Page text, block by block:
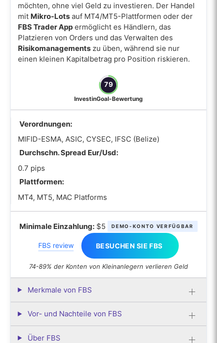
möchten, ohne viel Geld zu investieren. Der Handel
mit Mikro-Lotsauf MT4/MT5-Plattformen oder der
FBS Trader Appermöglicht es Händlern, das
Platzieren von Orders und das Verwalten des
Risikomanagementszu üben, während sie nur
einen kleinen Kapitalbetrag pro Position riskieren.
79
InvestinGoal-Bewertung
Verordnungen:
MIFID-ESMA, ASIC, CYSEC, IFSC (Belize)
Durchschn. Spread Eur/Usd:
0.7 pips
Plattformen:
MT4, MT5, MAC Platforms
Minimale Einzahlung: $5 DEMO-KONTO VERFÜGBAR
FBS review BESUCHEN SIE FBS
74-89% der Konten von Kleinanlegern verlieren Geld
Merkmale von FBS
Vor- und Nachteile von FBS
Über FBS